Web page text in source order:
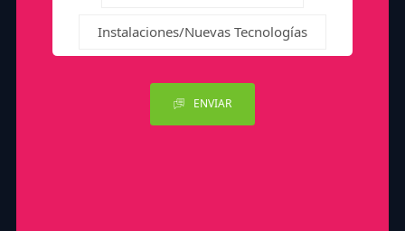
Instalaciones/Nuevas Tecnologías
ENVIAR